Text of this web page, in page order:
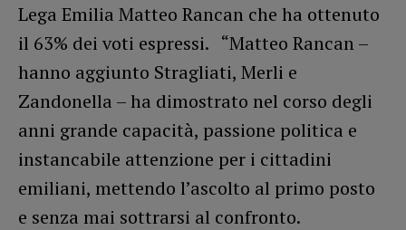
Lega Emilia Matteo Rancan che ha ottenuto
il 63% dei voti espressi. “Matteo Rancan –
hanno aggiunto Stragliati, Merli e
Zandonella – ha dimostrato nel corso degli
anni grande capacità, passione politica e
instancabile attenzione per i cittadini
emiliani, mettendo l’ascolto al primo posto
e senza mai sottrarsi al confronto.